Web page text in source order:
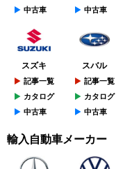
中古車
中古車
スズキ
記事一覧
カタログ
中古車
スバル
記事一覧
カタログ
中古車
輸入自動車メーカー